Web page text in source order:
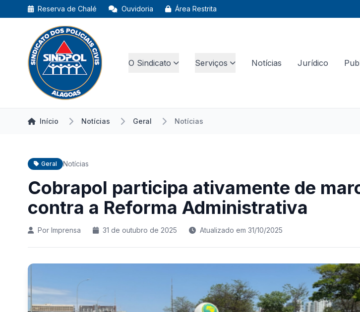
Reserva de Chalé Ouvidoria Área Restrita
O Sindicato Serviços Notícias Jurídico
Início Notícias Geral Notícias
Geral Notícias
Cobrapol participa ativamente de
contra a Reforma Administrativa
Por Imprensa 31 de outubro de 2025 Atualizado em 31/10/2025